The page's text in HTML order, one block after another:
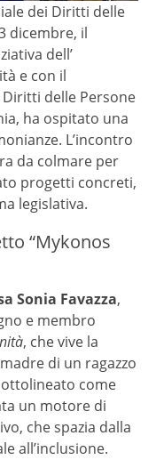
dei Diritti delle
dicembre, il
dell’
e con il
delle Persone
ha ospitato una
L’incontro
da colmare per
progetti concreti,
legislativa.
“Mykonos
Sonia Favazza,
e membro
, che vive la
di un ragazzo
come
un motore di
che spazia dalla
all’inclusione.